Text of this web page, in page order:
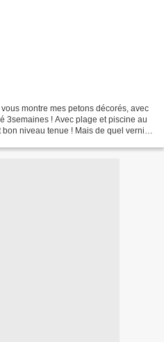
montre mes petons décorés, avec
3semaines ! Avec plage et piscine au
niveau tenue ! Mais de quel vernis